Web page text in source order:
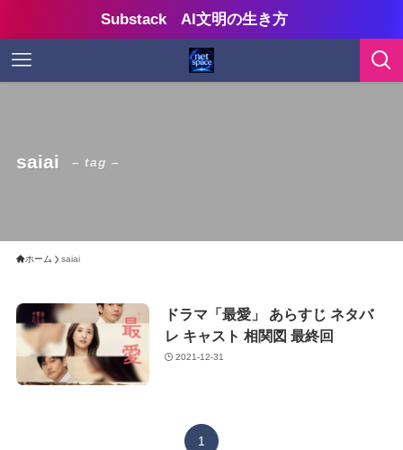
Substack AI文明の生き方
saiai – tag –
ホーム saiai
ドラマ「最愛」 あらすじ ネタバ
レ キャスト 相関図 最終回
2021-12-31
1